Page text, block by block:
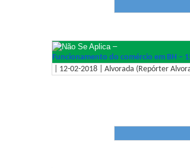
–
Funcionamento do comércio em BH –
| 12-02-2018 | Alvorada (Repórter